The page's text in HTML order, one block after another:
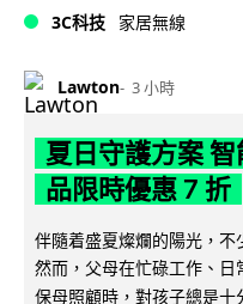
3C科技 家居無線
Lawton 3 小時
夏日守護方案
品限時優惠 7 折
伴隨着盛夏燦爛的陽光，不
然而，父母在忙碌工作、
保母照顧時，對孩子總是十